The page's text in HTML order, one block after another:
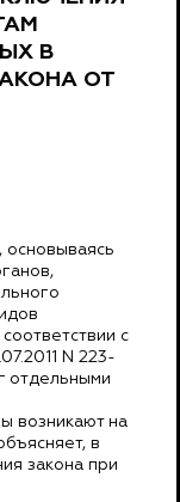
В
ОТ
основываясь
с
N 223-
отдельными
возникают на
в
закона при